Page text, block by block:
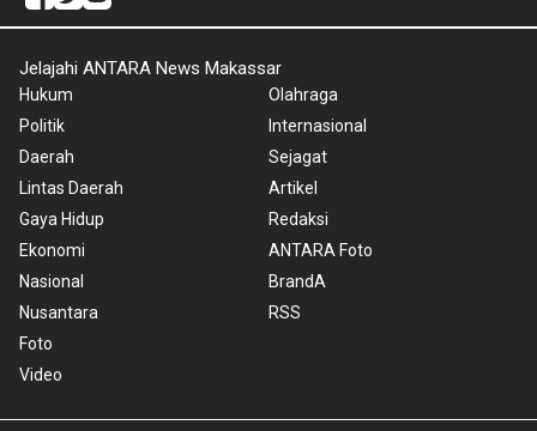
Jelajahi ANTARA News Makassar
Hukum
Politik
Daerah
Lintas Daerah
Gaya Hidup
Ekonomi
Nasional
Nusantara
Foto
Video
Olahraga
Internasional
Sejagat
Artikel
Redaksi
ANTARA Foto
BrandA
RSS